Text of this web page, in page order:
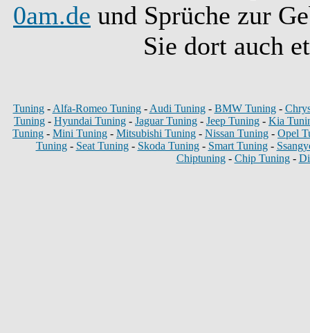
0am.de und Sprüche zur
Sie dort auch
Tuning- Alfa-Romeo Tuning- Audi Tuning- BMW Tuning-
Tuning - Hyundai Tuning - Jaguar Tuning - Jeep Tuning - Kia
Tuning - Mini Tuning - Mitsubishi Tuning - Nissan Tuning - Opel
Tuning- Seat Tuning- Skoda Tuning- Smart Tuning-
Chiptuning- Chip Tuning-